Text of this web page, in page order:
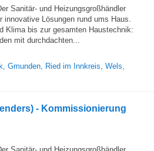
Sanitär- und Heizungsgroßhändler
innovative Lösungen rund ums Haus.
Klima bis zur gesamten Haustechnik:
mit durchdachten...
Gmunden, Ried im Innkreis, Wels,
- Kommissionierung